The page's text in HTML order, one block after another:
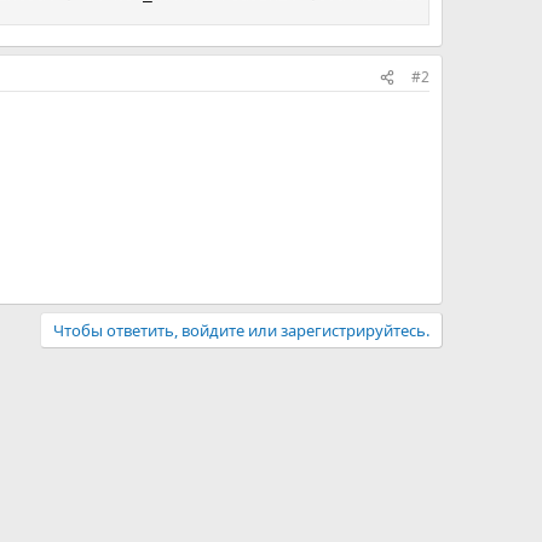
#2
Чтобы ответить, войдите или зарегистрируйтесь.